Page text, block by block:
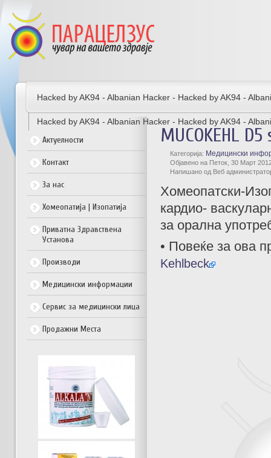
Hacked by AK94 - Albanian Hacker - Hacked by AK94 -
Hacked by AK94 - Albanian Hacker - Hacked by AK94 -
Актуелности
Контакт
За нас
Хомеопатија | Изопатија
Приватна Здравствена
Установа
Производи
Медицински информации
Сервис за медицински лица
Продажни Места
MUCOKEHL
Категорија: Медицински
Објавено на Петок, 30 Март
Напишано од Веб
Хомеопатски-
кардио-
за орална
• Повеќе за ова
Kehlbeck